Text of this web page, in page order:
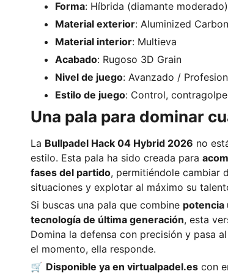
Forma: Híbrida (diamante moderado)
Material exterior: Aluminized
Material interior: Multieva
Acabado: Rugoso 3D Grain
Nivel de juego: Avanzado /
Estilo de juego: Control,
Una pala para dominar
La Bullpadel Hack 04 Hybrid 2026 no
estilo. Esta pala ha sido creada para
fases del partido, permitiéndole cambiar
situaciones y explotar al máximo su
Si buscas una pala que combine potencia
tecnología de última generación, esta
Domina la defensa con precisión y pasa
el momento, ella responde.
🛒 Disponible ya en virtualpadel.es con